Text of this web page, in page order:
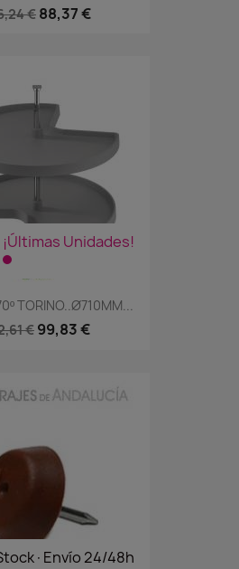
€ 88,37 €
¡Últimas Unidades!
TORINO..Ø710MM...
€ 99,83 €
24/48h